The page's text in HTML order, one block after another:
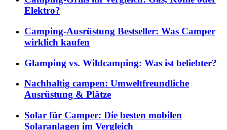
Elektro?
Camping-Ausrüstung Bestseller: Was Camper
wirklich kaufen
Glamping vs. Wildcamping: Was ist beliebter?
Nachhaltig campen: Umweltfreundliche
Ausrüstung & Plätze
Solar für Camper: Die besten mobilen
Solaranlagen im Vergleich